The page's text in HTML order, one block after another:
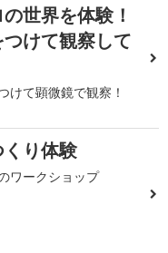
世界を体験！
けて観察して
けて顕微鏡で観察！
り体験
ワークショップ